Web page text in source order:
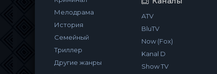
Мелодрама
История
Семейный
Триллер
Другие жанры
ATV
BluTV
Now (Fox)
Kanal D
Show TV